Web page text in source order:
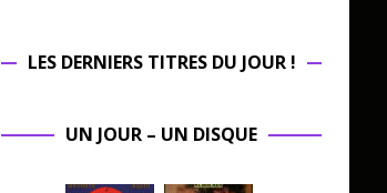
LES DERNIERS TITRES DU JOUR !
UN JOUR – UN DISQUE